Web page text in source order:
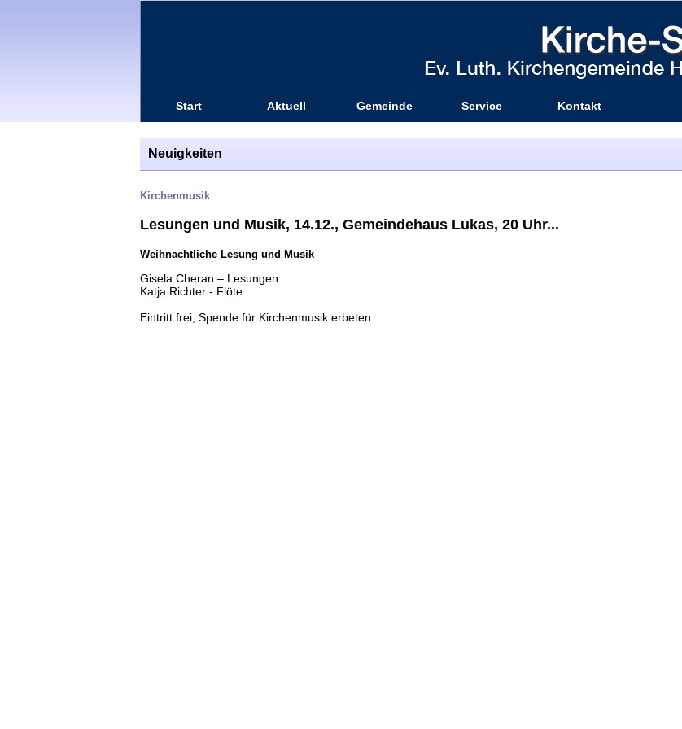
Start Aktuell Gemeinde Service Kontakt
Neuigkeiten
Kirchenmusik
Lesungen und Musik, 14.12., Gemeindehaus Lukas, 20 Uhr...
Weihnachtliche Lesung und Musik
Gisela Cheran – Lesungen
Katja Richter - Flöte
Eintritt frei, Spende für Kirchenmusik erbeten.